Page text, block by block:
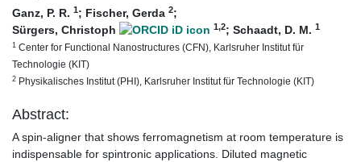
Ganz, P. R. 1; Fischer, Gerda 2;
Sürgers, Christoph
1,2; Schaadt, D. M. 1
1 Center for Functional Nanostructures (CFN), Karlsruher Institut für
Technologie (KIT)
2 Physikalisches Institut (PHI), Karlsruher Institut für Technologie (KIT)
Abstract:
A spin-aligner that shows ferromagnetism at room temperature is
indispensable for spintronic applications. Diluted magnetic